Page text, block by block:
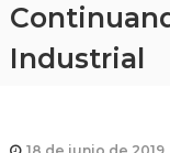
Industrial